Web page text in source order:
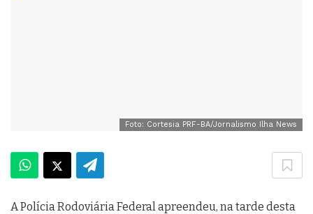
Foto: Cortesia PRF-BA/Jornalismo Ilha News
A Polícia Rodoviária Federal apreendeu, na tarde desta